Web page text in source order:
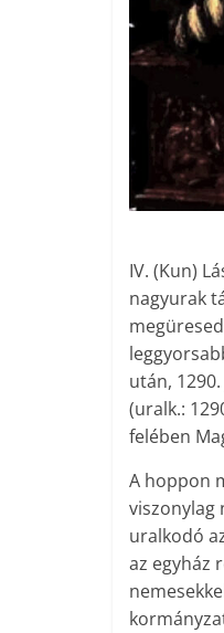
IV. (Kun)
nagyurak
után,
(uralk.:
felében
A hoppon
viszonylag
uralkodó
az egyház